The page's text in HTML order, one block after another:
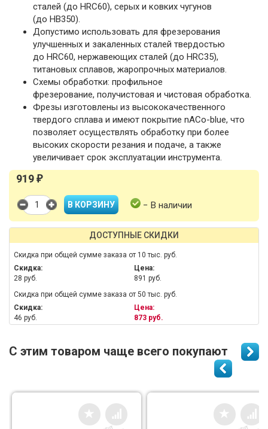
сталей (до HRC60), серых и ковких чугунов
(до HB350).
Допустимо использовать для фрезерования
улучшенных и закаленных сталей твердостью
до HRC60, нержавеющих сталей (до HRC35),
титановых сплавов, жаропрочных материалов.
Схемы обработки: профильное
фрезерование, получистовая и чистовая обработка.
Фрезы изготовлены из высококачественного
твердого сплава и имеют покрытие nACo-blue, что
позволяет осуществлять обработку при более
высоких скорости резания и подаче, а также
увеличивает срок эксплуатации инструмента.
919 ₽
− В наличии
ДОСТУПНЫЕ СКИДКИ
Скидка при общей сумме заказа от 10 тыс. руб.
Скидка:
28 руб.
Цена:
891 руб.
Скидка при общей сумме заказа от 50 тыс. руб.
Скидка:
46 руб.
Цена:
873 руб.
С этим товаром чаще всего покупают